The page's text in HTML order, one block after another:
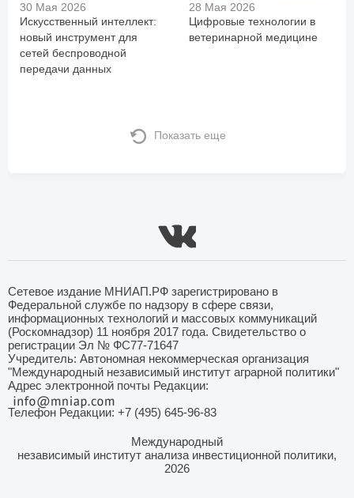
30 Мая 2026
Искусственный интеллект:
новый инструмент для
сетей беспроводной
передачи данных
28 Мая 2026
Цифровые технологии в
ветеринарной медицине
Показать еще
Сетевое издание МНИАП.РФ зарегистрировано в
Федеральной службе по надзору в сфере связи,
информационных технологий и массовых коммуникаций
(Роскомнадзор) 11 ноября 2017 года. Свидетельство о
регистрации Эл № ФС77-71647
Учредитель: Автономная некоммерческая организация
"Международный независимый институт аграрной политики"
Адрес электронной почты Редакции:
Телефон Редакции: +7 (495) 645-96-83
Международный
независимый институт анализа инвестиционной политики,
2026